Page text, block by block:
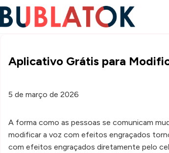
Aplicativo Grátis para
5 de março de 2026
A forma como as pessoas se comunicam
modificar a voz com efeitos engraçados
com efeitos engraçados diretamente pelo